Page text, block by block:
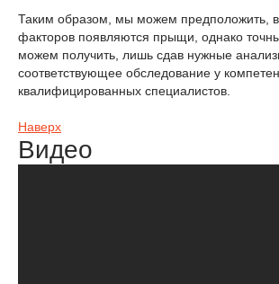
Таким образом, мы можем предположить,
факторов появляются прыщи, однако
можем получить, лишь сдав нужные
соответствующее обследование у
квалифицированных специалистов.
Наверх
Видео